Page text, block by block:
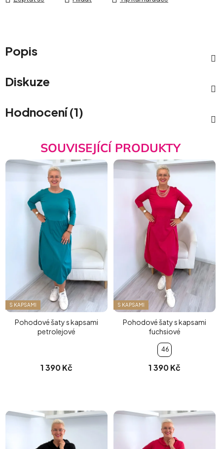
Popis
Diskuze
Hodnocení (1)
SOUVISEJÍCÍ PRODUKTY
S KAPSAMI
Pohodové šaty s kapsami
petrolejové
1 390 Kč
S KAPSAMI
Pohodové šaty s kapsami
fuchsiové
46
1 390 Kč